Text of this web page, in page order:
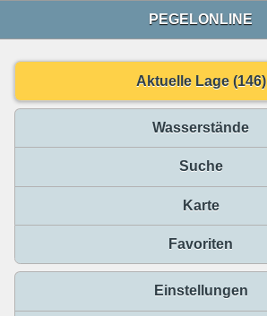
PEGELONLINE
Aktuelle Lage (146)
Wasserstände
Suche
Karte
Favoriten
Einstellungen